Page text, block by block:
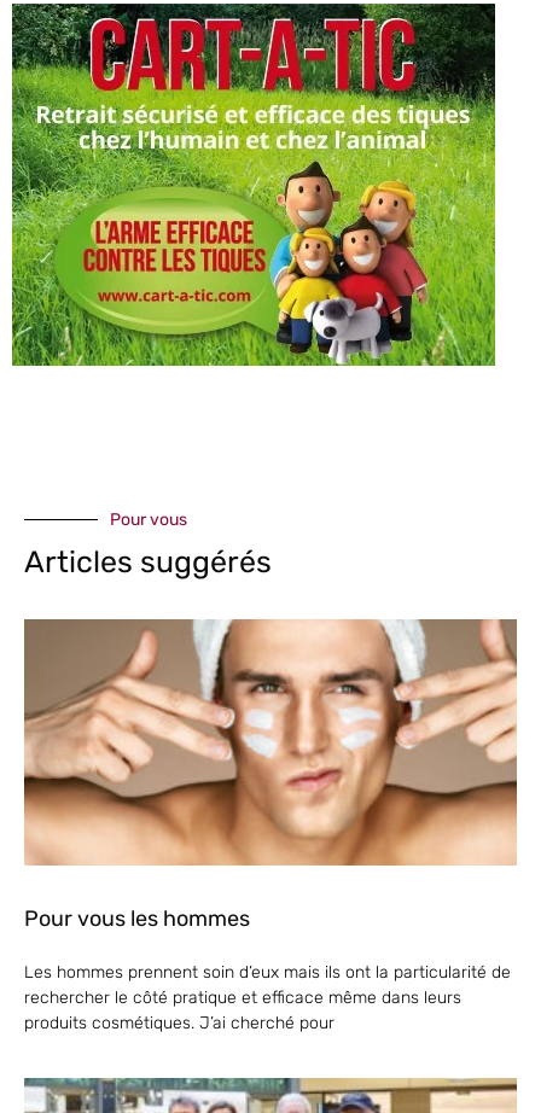
Pour vous
Articles suggérés
Pour vous les hommes
Les hommes prennent soin d’eux mais ils ont la particularité de
rechercher le côté pratique et efficace même dans leurs
produits cosmétiques. J’ai cherché pour